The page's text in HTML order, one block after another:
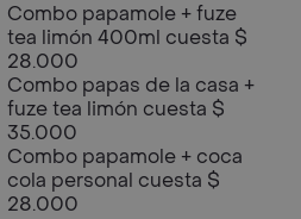
Combo papamole + fuze
tea limón 400ml cuesta $
28.000
Combo papas de la casa +
fuze tea limón cuesta $
35.000
Combo papamole + coca
cola personal cuesta $
28.000